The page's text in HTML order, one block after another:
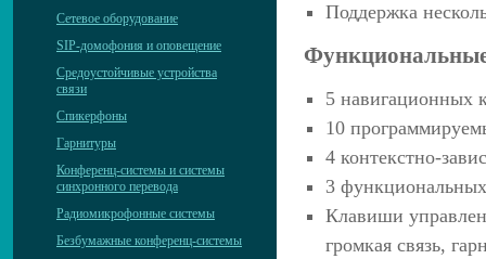
Сетевое оборудование
SIP-домофония и оповещение
Средоустойчивые устройства
связи
Спикерфоны
Гарнитуры
Конференц-системы и системы
синхронного перевода
Радиомикрофонные системы
Безбумажные конференц-системы
Поддержка
5 навигационных
10
4 контекстно-
3
Клавиши
громкая связь,